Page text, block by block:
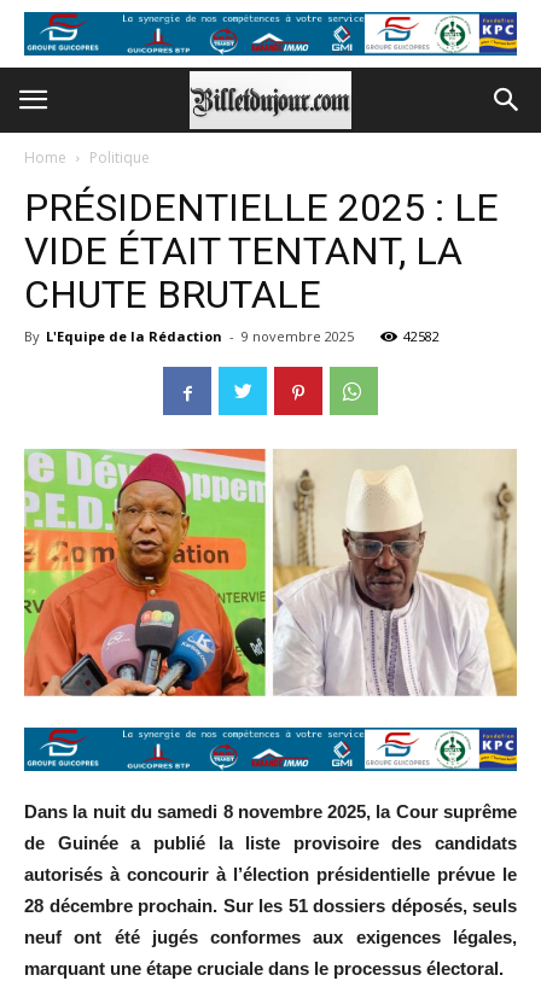
Home Politique
PRÉSIDENTIELLE 2025 : LE
VIDE ÉTAIT TENTANT, LA
CHUTE BRUTALE
By L'Equipe de la Rédaction - 9 novembre 2025 42582
Dans la nuit du samedi 8 novembre 2025, la Cour suprême
de Guinée a publié la liste provisoire des candidats
autorisés à concourir à l’élection présidentielle prévue le
28 décembre prochain. Sur les 51 dossiers déposés, seuls
neuf ont été jugés conformes aux exigences légales,
marquant une étape cruciale dans le processus électoral.